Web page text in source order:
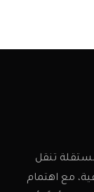
تنقل
مع اهتمام